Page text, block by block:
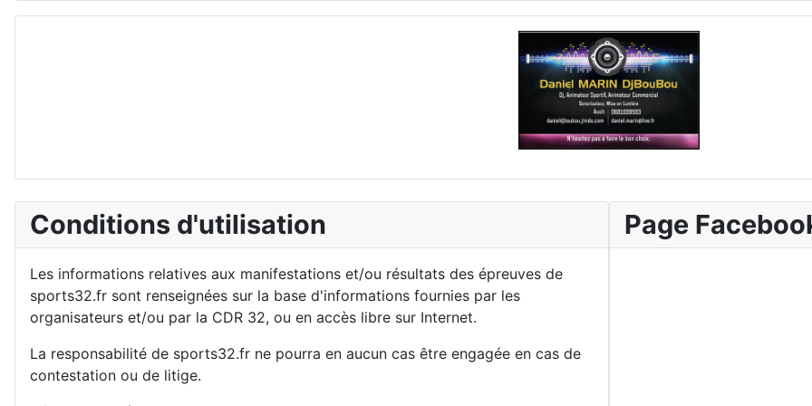
Conditions d'utilisation
Les informations relatives aux manifestations et/ou résultats des épreuves de
sports32.fr sont renseignées sur la base d'informations fournies par les
organisateurs et/ou par la CDR 32, ou en accès libre sur Internet.
La responsabilité de sports32.fr ne pourra en aucun cas être engagée en cas de
contestation ou de litige.
Page